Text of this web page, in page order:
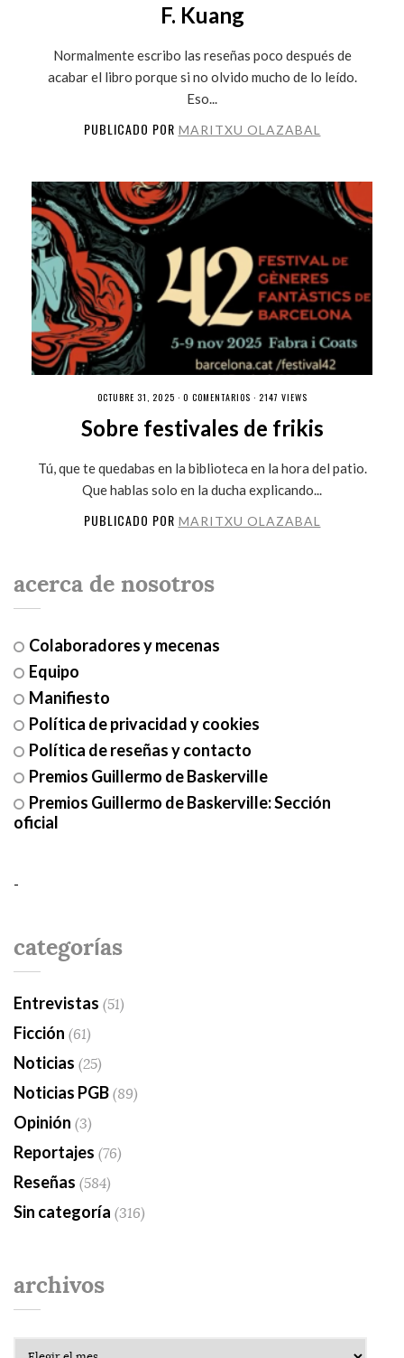
F. Kuang
Normalmente escribo las reseñas poco después de
acabar el libro porque si no olvido mucho de lo leído.
Eso...
PUBLICADO POR MARITXU OLAZABAL
OCTUBRE 31, 2025 · 0 COMENTARIOS · 2147 VIEWS
Sobre festivales de frikis
Tú, que te quedabas en la biblioteca en la hora del patio.
Que hablas solo en la ducha explicando...
PUBLICADO POR MARITXU OLAZABAL
acerca de nosotros
Colaboradores y mecenas
Equipo
Manifiesto
Política de privacidad y cookies
Política de reseñas y contacto
Premios Guillermo de Baskerville
Premios Guillermo de Baskerville: Sección
oficial
-
categorías
Entrevistas (51)
Ficción (61)
Noticias (25)
Noticias PGB(89)
Opinión (3)
Reportajes (76)
Reseñas (584)
Sin categoría (316)
archivos